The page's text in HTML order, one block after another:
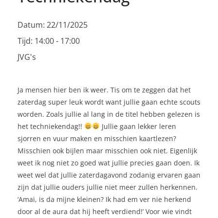
Datum: 22/11/2025
Tijd: 14:00 - 17:00
JVG's
Ja mensen hier ben ik weer. Tis om te zeggen dat het
zaterdag super leuk wordt want jullie gaan echte scouts
worden. Zoals jullie al lang in de titel hebben gelezen is
het techniekendag!!
Jullie gaan lekker leren
sjorren en vuur maken en misschien kaartlezen?
Misschien ook bijlen maar misschien ook niet. Eigenlijk
weet ik nog niet zo goed wat jullie precies gaan doen. Ik
weet wel dat jullie zaterdagavond zodanig ervaren gaan
zijn dat jullie ouders jullie niet meer zullen herkennen.
‘Amai, is da mijne kleinen? Ik had em ver nie herkend
door al de aura dat hij heeft verdiend!’ Voor wie vindt